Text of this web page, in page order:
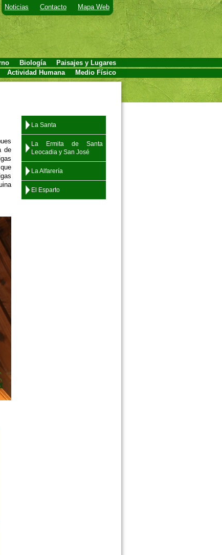
Noticias Contacto Mapa Web
Paisajes y Lugares
Biología
Medio Físico
Actividad Humana
La Santa
La Ermita de Santa
Leocadia y San José
La Alfarería
El Esparto
de